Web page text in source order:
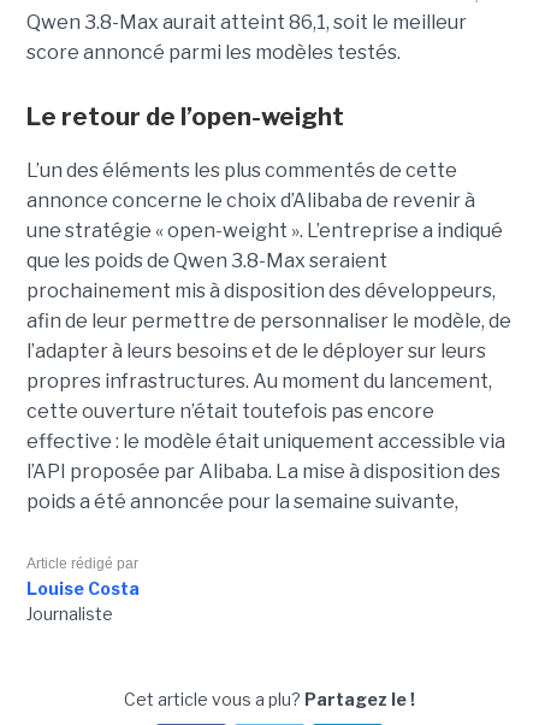
Qwen 3.8-Max aurait atteint 86,1, soit le meilleur
score annoncé parmi les modèles testés.
Le retour de l’open-weight
L’un des éléments les plus commentés de cette
annonce concerne le choix d’Alibaba de revenir à
une stratégie « open-weight ». L’entreprise a indiqué
que les poids de Qwen 3.8-Max seraient
prochainement mis à disposition des développeurs,
afin de leur permettre de personnaliser le modèle, de
l’adapter à leurs besoins et de le déployer sur leurs
propres infrastructures. Au moment du lancement,
cette ouverture n’était toutefois pas encore
effective : le modèle était uniquement accessible via
l’API proposée par Alibaba. La mise à disposition des
poids a été annoncée pour la semaine suivante,
Article rédigé par
Louise Costa
Journaliste
Cet article vous a plu? Partagez le !